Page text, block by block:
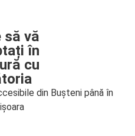
să vă
în
cu
din Bușteni până în